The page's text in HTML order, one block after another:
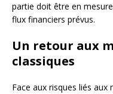
partie doit être en
flux financiers prévus.
Un retour aux
classiques
Face aux risques liés